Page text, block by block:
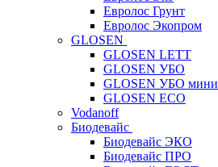
Евролос Грунт
Евролос Экопром
GLOSEN
GLOSEN LETT
GLOSEN УБО
GLOSEN УБО мини
GLOSEN ECO
Vodanoff
Биодевайс
Биодевайс ЭКО
Биодевайс ПРО